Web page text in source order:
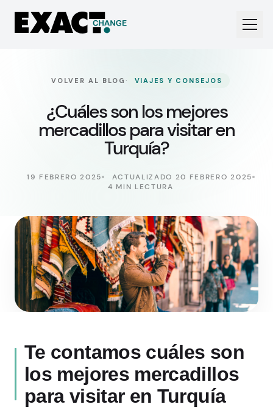
VOLVER AL BLOG · VIAJES Y CONSEJOS
¿Cuáles son los mejores
mercadillos para visitar en
Turquía?
19 FEBRERO 2025
ACTUALIZADO 20 FEBRERO 2025
4 MIN LECTURA
Te contamos cuáles son
los mejores mercadillos
para visitar en Turquía